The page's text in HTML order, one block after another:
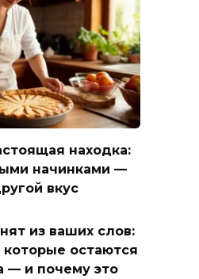
находка:
начинками —
вкус
из ваших слов:
остаются
— и почему это